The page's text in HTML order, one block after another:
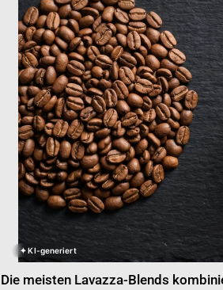
✦ KI-generiert
Die meisten Lavazza-Blends